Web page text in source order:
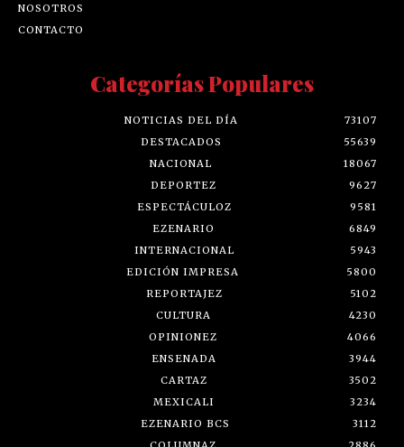
NOSOTROS
CONTACTO
Categorías Populares
NOTICIAS DEL DÍA
73107
DESTACADOS
55639
NACIONAL
18067
DEPORTEZ
9627
ESPECTÁCULOZ
9581
EZENARIO
6849
INTERNACIONAL
5943
EDICIÓN IMPRESA
5800
REPORTAJEZ
5102
CULTURA
4230
OPINIONEZ
4066
ENSENADA
3944
CARTAZ
3502
MEXICALI
3234
EZENARIO BCS
3112